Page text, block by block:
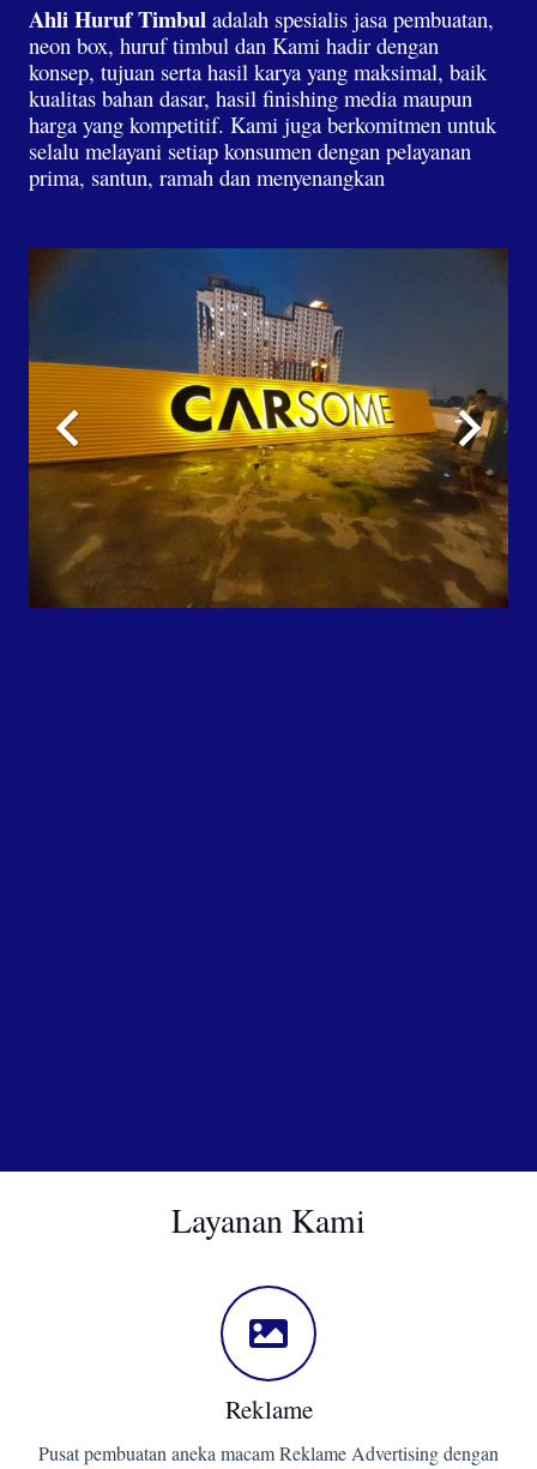
Ahli Huruf Timbul adalah spesialis jasa pembuatan,
neon box, huruf timbul dan Kami hadir dengan
konsep, tujuan serta hasil karya yang maksimal, baik
kualitas bahan dasar, hasil finishing media maupun
harga yang kompetitif. Kami juga berkomitmen untuk
selalu melayani setiap konsumen dengan pelayanan
prima, santun, ramah dan menyenangkan
Layanan Kami
Reklame
Pusat pembuatan aneka macam Reklame Advertising dengan